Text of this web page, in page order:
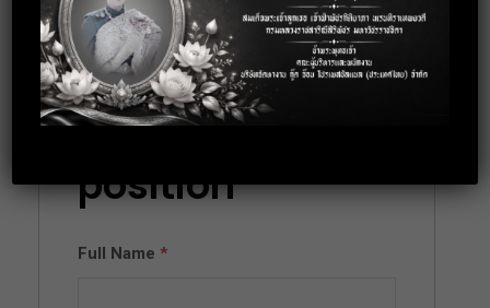
Apply for this
position
Full Name *